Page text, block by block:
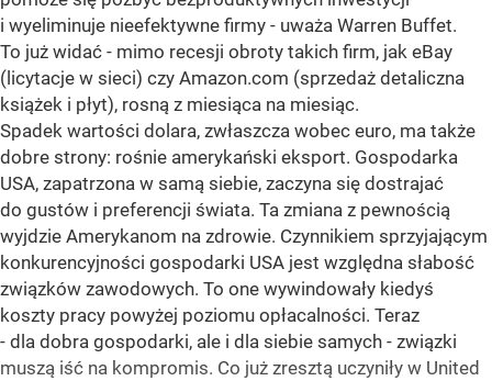
i wyeliminuje nieefektywne firmy - uważa Warren Buffet.
To już widać - mimo recesji obroty takich firm, jak eBay
(licytacje w sieci) czy Amazon.com (sprzedaż detaliczna
książek i płyt), rosną z miesiąca na miesiąc.
Spadek wartości dolara, zwłaszcza wobec euro, ma także
dobre strony: rośnie amerykański eksport. Gospodarka
USA, zapatrzona w samą siebie, zaczyna się dostrajać
do gustów i preferencji świata. Ta zmiana z pewnością
wyjdzie Amerykanom na zdrowie. Czynnikiem sprzyjającym
konkurencyjności gospodarki USA jest względna słabość
związków zawodowych. To one wywindowały kiedyś
koszty pracy powyżej poziomu opłacalności. Teraz
- dla dobra gospodarki, ale i dla siebie samych - związki
muszą iść na kompromis. Co już zresztą uczyniły w United